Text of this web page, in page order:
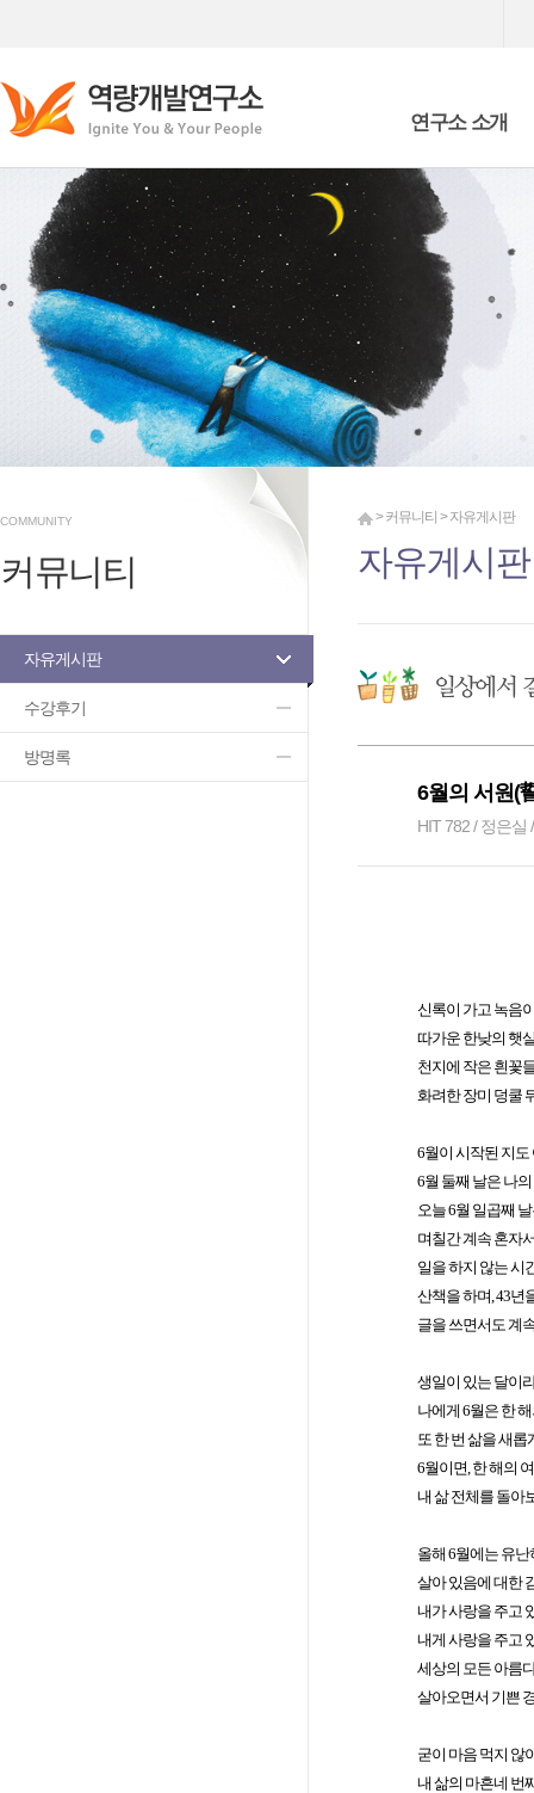
연구소 소개
Who we are
What we are doing
COMMUNITY
커뮤니티
자유게시판
수강후기
방명록
> 커뮤니티 > 자유게시판
자유게시판
6월의 서원(
HIT 782 / 정은실
신록이 가고 녹음
따가운 한낮의 햇
천지에 작은 흰꽃
화려한 장미 덩쿨
6월이 시작된 지
6월 둘째 날은 나
오늘 6월 일곱째
며칠간 계속 혼자
일을 하지 않는 시
산책을 하며, 43년
글을 쓰면서도 계
생일이 있는 달이
나에게 6월은 한
또 한 번 삶을 새롭
6월이면, 한 해의
내 삶 전체를 돌아
올해 6월에는 유
살아 있음에 대한
내가 사랑을 주고
내게 사랑을 주고
세상의 모든 아름
살아오면서 기쁜
굳이 마음 먹지 않
내 삶의 마흔네 번